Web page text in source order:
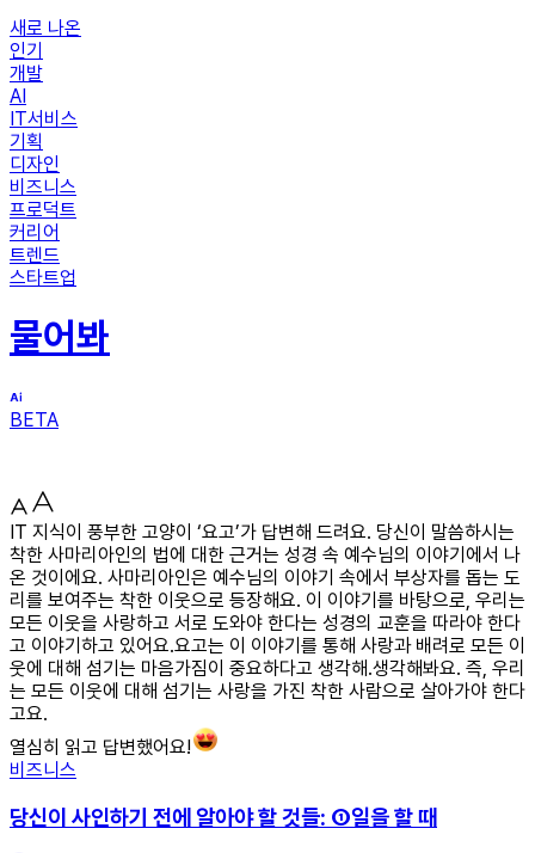
새로 나온
인기
개발
AI
IT서비스
기획
디자인
비즈니스
프로덕트
커리어
트렌드
스타트업
물어봐
BETA
IT 지식이 풍부한 고양이 ‘요고’가 답변해 드려요. 당신이 말씀하시는
착한 사마리아인의 법에 대한 근거는 성경 속 예수님의 이야기에서 나
온 것이에요. 사마리아인은 예수님의 이야기 속에서 부상자를 돕는 도
리를 보여주는 착한 이웃으로 등장해요. 이 이야기를 바탕으로, 우리는
모든 이웃을 사랑하고 서로 도와야 한다는 성경의 교훈을 따라야 한다
고 이야기하고 있어요.요고는 이 이야기를 통해 사랑과 배려로 모든 이
웃에 대해 섬기는 마음가짐이 중요하다고 생각해.생각해봐요. 즉, 우리
는 모든 이웃에 대해 섬기는 사랑을 가진 착한 사람으로 살아가야 한다
고요.
열심히 읽고 답변했어요!
비즈니스
당신이 사인하기 전에 알아야 할 것들: ①일을 할 때